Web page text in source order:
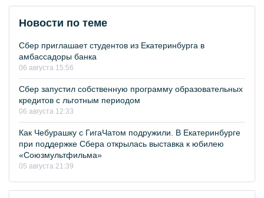
Новости по теме
Сбер приглашает студентов из Екатеринбурга в
амбассадоры банка
06 августа 15:56
Сбер запустил собственную программу образовательных
кредитов с льготным периодом
06 августа 12:33
Как Чебурашку с ГигаЧатом подружили. В Екатеринбурге
при поддержке Сбера открылась выставка к юбилею
«Союзмультфильма»
05 августа 21:39